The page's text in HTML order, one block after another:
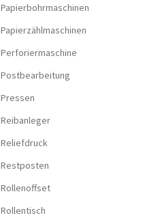
Papierbohrmaschinen
Papierzählmaschinen
Perforiermaschine
Postbearbeitung
Pressen
Reibanleger
Reliefdruck
Restposten
Rollenoffset
Rollentisch